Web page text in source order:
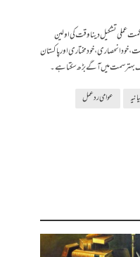
عملی تشکیل دینا وقت کی اولین
انحصاری، خود مختاری اور پاکستان
بہتر سمت میں آگے بڑھ سکتا ہے۔
عوامی ردعمل